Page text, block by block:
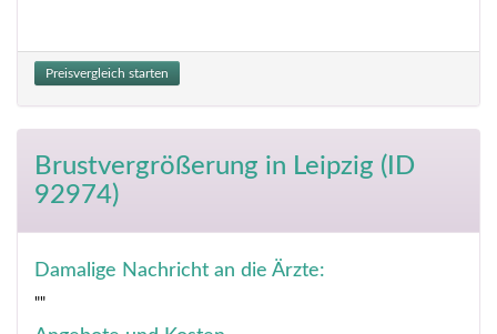
Preisvergleich starten
Brustvergrößerung in Leipzig (ID
92974)
Damalige Nachricht an die Ärzte:
""